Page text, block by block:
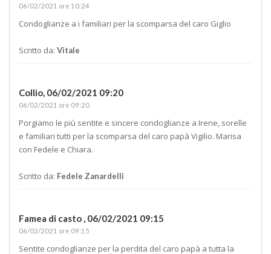
06/02/2021 ore 10:24
Condoglianze a i familiari per la scomparsa del caro Giglio
Scritto da: Vitale
Collio, 06/02/2021 09:20
06/02/2021 ore 09:20
Porgiamo le più sentite e sincere condoglianze a Irene, sorelle
e familiari tutti per la scomparsa del caro papà Vigilio. Marisa
con Fedele e Chiara.
Scritto da: Fedele Zanardelli
Famea di casto , 06/02/2021 09:15
06/02/2021 ore 09:15
Sentite condoglianze per la perdita del caro papà a tutta la